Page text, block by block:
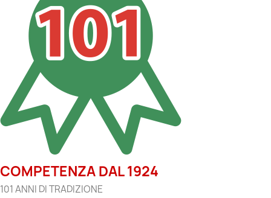
COMPETENZA DAL 1924
101 ANNI DI TRADIZIONE